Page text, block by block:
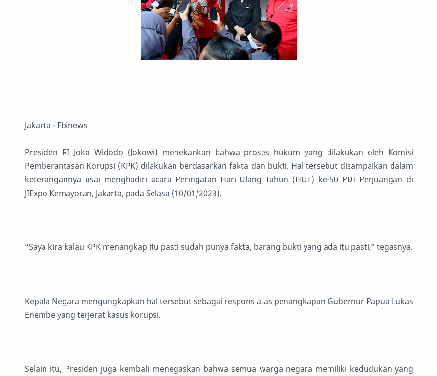
Jakarta - Fbinews
Presiden RI Joko Widodo (Jokowi) menekankan bahwa proses hukum yang dilakukan oleh Komisi
Pemberantasan Korupsi (KPK) dilakukan berdasarkan fakta dan bukti. Hal tersebut disampaikan dalam
keterangannya usai menghadiri acara Peringatan Hari Ulang Tahun (HUT) ke-50 PDI Perjuangan di
JIExpo Kemayoran, Jakarta, pada Selasa (10/01/2023).
“Saya kira kalau KPK menangkap itu pasti sudah punya fakta, barang bukti yang ada itu pasti,” tegasnya.
Kepala Negara mengungkapkan hal tersebut sebagai respons atas penangkapan Gubernur Papua Lukas
Enembe yang terjerat kasus korupsi.
Selain itu, Presiden juga kembali menegaskan bahwa semua warga negara memiliki kedudukan yang